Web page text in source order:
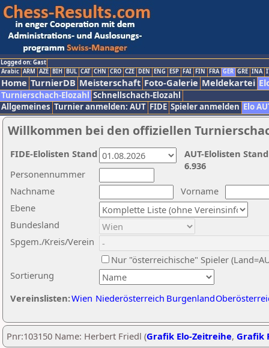
Logged on: Gast
Arabic ARM AZE BIH BUL CAT CHN CRO CZE DEN ENG ESP FAI FIN FRA GER GRE INA
Home TurnierDB Meisterschaft Foto-Galerie Meldekartei
Turnierschach-Elozahl Schnellschach-Elozahl
Allgemeines Turnier anmelden: AUT FIDE Spieler anmelden Elo
Willkommen bei den offiziellen
Nachname
Vorname
Ebene
Sortierung
Personennummer
Bundesland
Spgem./Kreis/Verein
Nur "österreichische" Spieler
Vereinslisten:Wien Niederösterreich Burgenland
AUT-Elolisten
6.936
FIDE-Elolisten Stand
Pnr:103150 Name: Herbert Friedl (Grafik Elo-Zeitreihe, Grafik